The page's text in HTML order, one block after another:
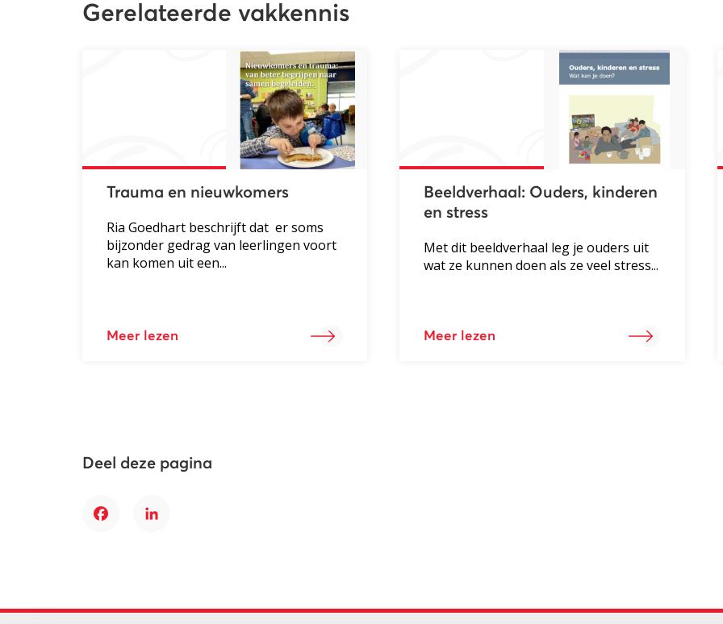
Gerelateerde vakkennis
Trauma en nieuwkomers
Ria Goedhart beschrijft dat er soms
bijzonder gedrag van leerlingen voort
kan komen uit een...
Meer lezen
Beeldverhaal: Ouders, kinderen
en stress
Met dit beeldverhaal leg je ouders uit
wat ze kunnen doen als ze veel stress...
Meer lezen
Deel deze pagina
FacebookLinkedIn